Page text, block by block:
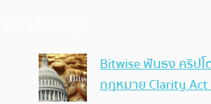
Bitwise ฟันธง คริปโ
กฎหมาย Clarity Act